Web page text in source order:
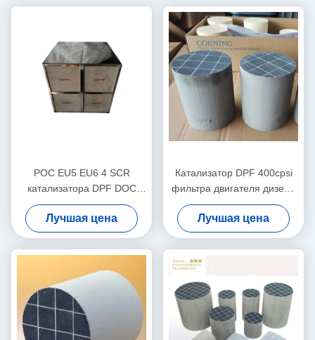
POC EU5 EU6 4 SCR
катализатора DPF DOC
палладиума родия
дизельный в одном модуле
Лучшая цена
Катализатор DPF 400cpsi
фильтра двигателя дизеля
частичный от газа кабеля
извлекает черный дым
Лучшая цена